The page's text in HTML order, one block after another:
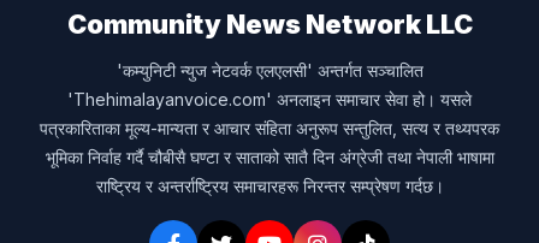
Community News Network LLC
'कम्युनिटी न्युज नेटवर्क एलएलसी' अन्तर्गत सञ्चालित
'Thehimalayanvoice.com' अनलाइन समाचार सेवा हो। यसले
पत्रकारिताका मूल्य-मान्यता र आचार संहिता अनुरूप सन्तुलित, सत्य र तथ्यपरक
भूमिका निर्वाह गर्दै चौबीसै घण्टा र साताको सातै दिन अंग्रेजी तथा नेपाली भाषामा
राष्ट्रिय र अन्तर्राष्ट्रिय समाचारहरू निरन्तर सम्प्रेषण गर्दछ।